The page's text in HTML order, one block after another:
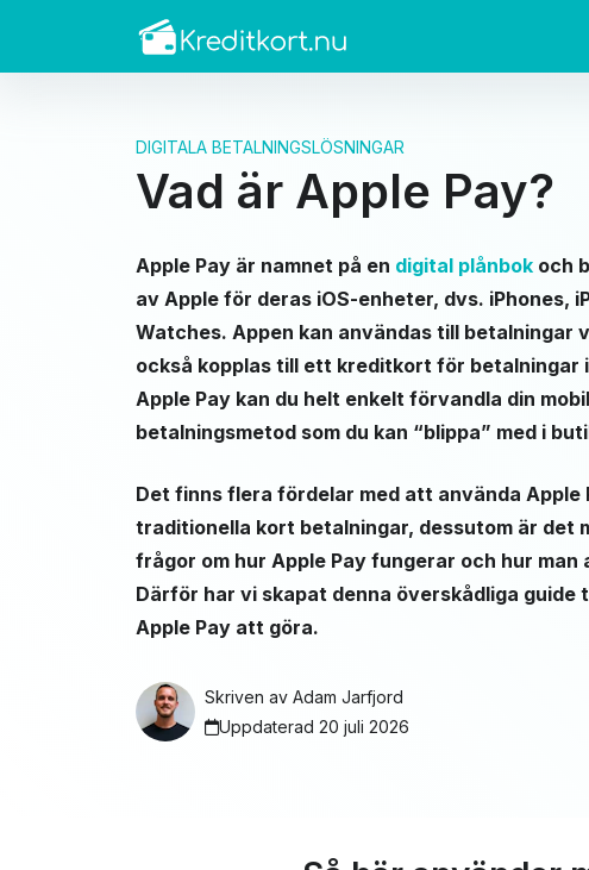
DIGITALA BETALNINGSLÖSNINGAR
Vad är Apple Pay?
Apple Pay är namnet på en digital plånbok och
av Apple för deras iOS-enheter, dvs. iPhones,
Watches. Appen kan användas till betalningar
också kopplas till ett kreditkort för betalningar
Apple Pay kan du helt enkelt förvandla din
betalningsmetod som du kan “blippa” med i
Det finns flera fördelar med att använda Apple
traditionella kort betalningar, dessutom är det
frågor om hur Apple Pay fungerar och hur man
Därför har vi skapat denna överskådliga guide
Apple Pay att göra.
Skriven av Adam Jarfjord
Uppdaterad 20 juli 2026